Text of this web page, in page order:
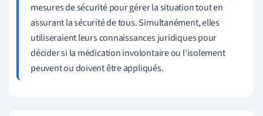
mesures de sécurité pour gérer la situation tout en
assurant la sécurité de tous. Simultanément, elles
utiliseraient leurs connaissances juridiques pour
décider si la médication involontaire ou l'isolement
peuvent ou doivent être appliqués.